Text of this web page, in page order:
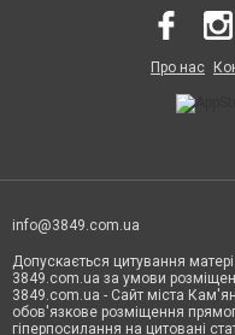
Про нас
info@3849.com.ua
Допускається цитування
3849.com.ua за умови
3849.com.ua - Сайт міста
обов'язкове розміщення
гіперпосилання на цитовані